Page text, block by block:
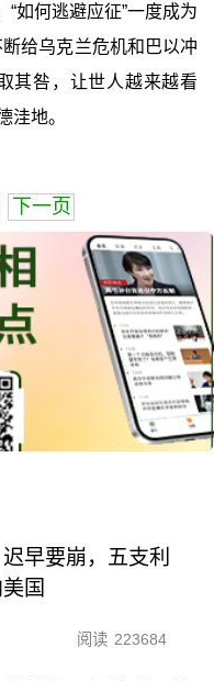
如何逃避应征”一度成为
给乌克兰危机和巴以冲
其咎，让世人越来越看
洼地。
下一页
早要崩，五支利
国
阅读 223684